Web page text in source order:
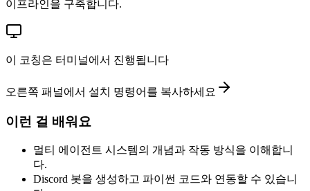
이프라인을 구축합니다.
이 코칭은 터미널에서 진행됩니다
오른쪽 패널에서 설치 명령어를 복사하세요
이런 걸 배워요
멀티 에이전트 시스템의 개념과 작동 방식을 이해합니
다.
Discord 봇을 생성하고 파이썬 코드와 연동할 수 있습니